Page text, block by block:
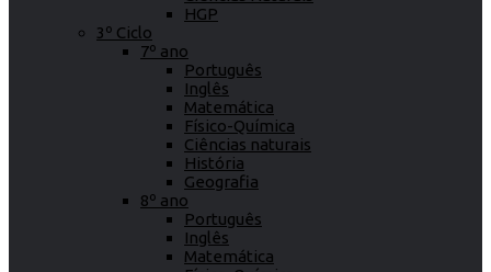
HGP
3º Ciclo
7º ano
Português
Inglês
Matemática
Físico-Química
Ciências naturais
História
Geografia
8º ano
Português
Inglês
Matemática